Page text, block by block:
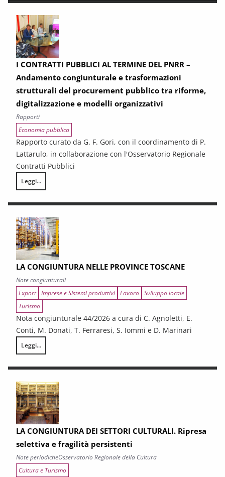
I CONTRATTI PUBBLICI AL TERMINE DEL PNRR –
Andamento congiunturale e trasformazioni
strutturali del procurement pubblico tra riforme,
digitalizzazione e modelli organizzativi
Rapporti
Economia pubblica
Rapporto curato da G. F. Gori, con il coordinamento di P.
Lattarulo, in collaborazione con l'Osservatorio Regionale
Contratti Pubblici
Leggi...
I CONTRATTI PUBBLICI AL TERMINE DEL PNRR – Andamento
LA CONGIUNTURA NELLE PROVINCE TOSCANE
Note congiunturali
Export Imprese e Sistemi produttivi Lavoro Sviluppo locale
Turismo
Nota congiunturale 44/2026 a cura di C. Agnoletti, E.
Conti, M. Donati, T. Ferraresi, S. Iommi e D. Marinari
Leggi...
LA CONGIUNTURA NELLE PROVINCE TOSCANE
LA CONGIUNTURA DEI SETTORI CULTURALI. Ripresa
selettiva e fragilità persistenti
Note periodicheOsservatorio Regionale della Cultura
Cultura e Turismo